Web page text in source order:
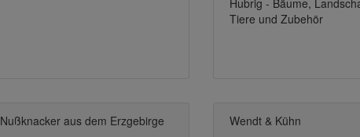
Hubrig - Bäume,
Tiere und Zubehör
Nußknacker aus dem Erzgebirge Wendt & Kühn